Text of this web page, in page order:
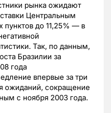
рынка ожидают
Центральным
до 11,25% — в
Так, по данным,
Бразилии за
года
впервые за три
ожиданий, сокращение
с ноября 2003 года.